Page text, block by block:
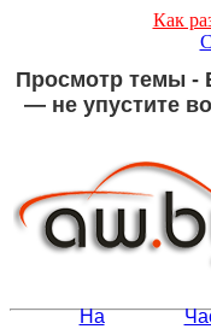
Как
Просмотр темы -
— не упустите
На